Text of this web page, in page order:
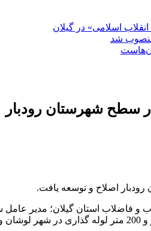
اسلامی» در گیلان
منصوب شد
استان گیلان؛ مدیر عامل
شد.